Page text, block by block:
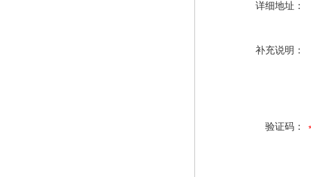
详细地址：
补充说明：
验证码：